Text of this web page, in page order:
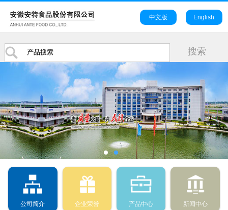
中文版 English
公司简介 企业荣誉 产品中心 新闻中心